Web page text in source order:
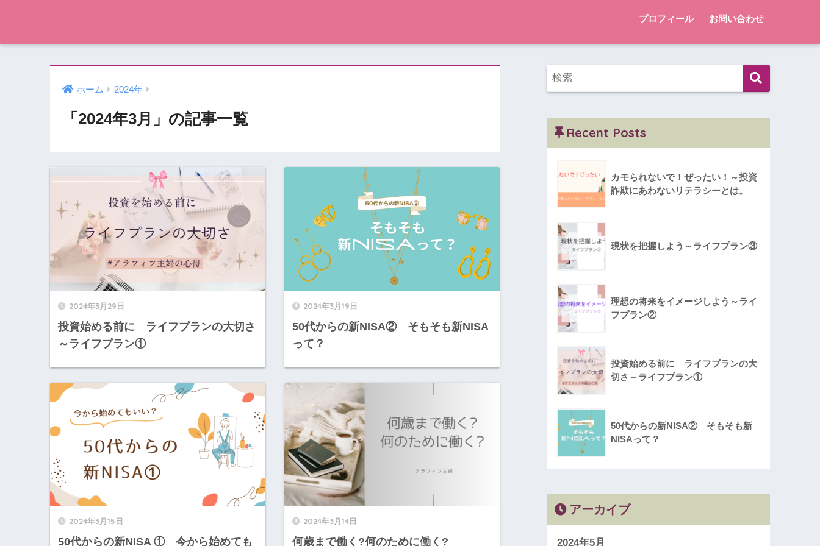
プロフィール お問い合わせ
ホーム 2024年
「2024年3月」の記事一覧
2024年3月29日
投資始める前に ライフプランの大切さ
～ライフプラン①
2024年3月19日
50代からの新NISA② そもそも新NISA
って？
2024年3月15日
50代からの新NISA ① 今から始めても
2024年3月14日
何歳まで働く?何のために働く?
Recent Posts
カモられないで！ぜったい！～投資
詐欺にあわないリテラシーとは。
現状を把握しよう～ライフプラン③
理想の将来をイメージしよう～ライ
フプラン②
投資始める前に ライフプランの大
切さ～ライフプラン①
50代からの新NISA② そもそも新
NISAって？
アーカイブ
2024年5月